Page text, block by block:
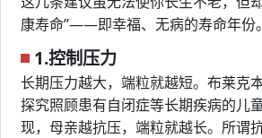
康寿命”——即幸福、无病的寿命年份。
1.控制压力
长期压力越大，端粒就越短。布莱克
探究照顾患有自闭症等长期疾病的儿
现，母亲越抗压，端粒就越长。所谓